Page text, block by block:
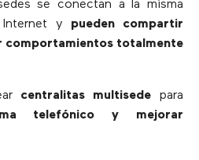
se conectan a la misma
Internet y pueden compartir
comportamientos totalmente
centralitas multisede para
telefónico y mejorar